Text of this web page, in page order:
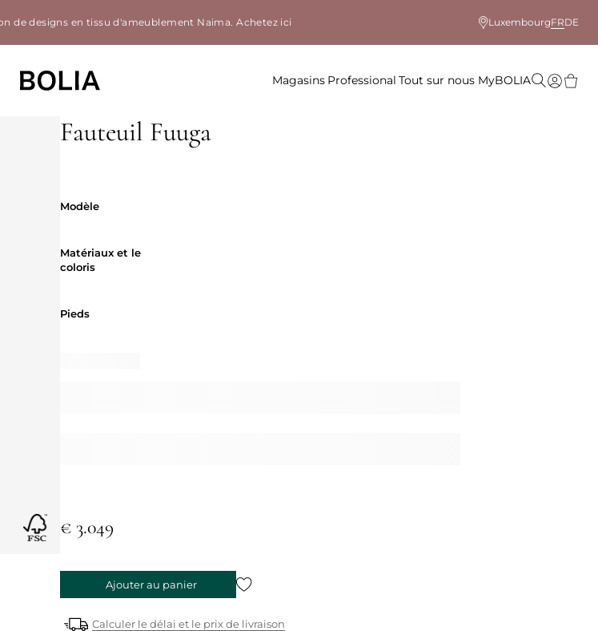
de designs en tissu d'ameublement Naima.Achetez ici LuxembourgFRDE
Magasins Professional Tout sur nous MyBOLIA
Fauteuil Fuuga
Modèle
Matériaux et le
coloris
Pieds
€ 3.049
Ajouter au panier
Calculer le délai et le prix de livraison